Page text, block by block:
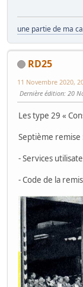
une partie de ma
RD25
11 Novembre 2020,
Dernière édition: 20
Les type 29 «
Septième remise
- Services
- Code de la